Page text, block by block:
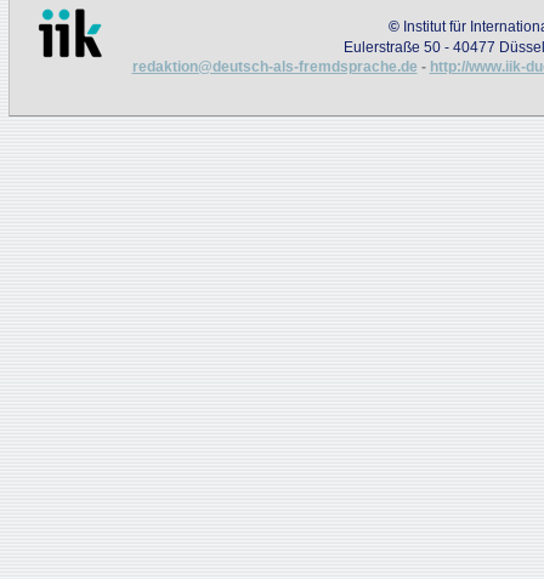
© Institut für
Eulerstraße 50 - 40477
redaktion@deutsch-als-fremdsprache.de - http://www.iik-